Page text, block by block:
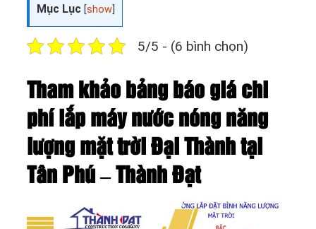
Mục Lục [show
5/5 - (6 bình chọn)
Tham khảo bảng báo giá chi
phí lắp máy nước nóng năng
lượng mặt trời Đại Thành tại
Tân Phú – Thành Đạt